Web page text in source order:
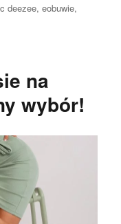
deezee,eobuwie,
na
wybór!